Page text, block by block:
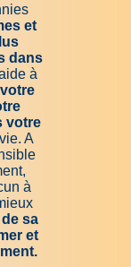
et
dans
à
votre
A
à
sa
et